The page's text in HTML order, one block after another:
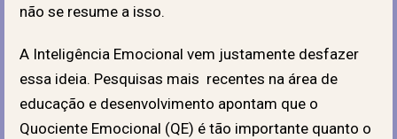
não se resume a isso.
A Inteligência Emocional vem justamente desfazer
essa ideia. Pesquisas mais recentes na área de
educação e desenvolvimento apontam que o
Quociente Emocional (QE) é tão importante quanto o